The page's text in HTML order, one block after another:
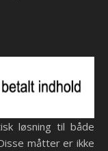
måtter er ikke